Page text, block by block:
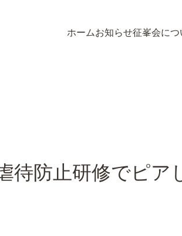
ホームお知らせ征峯会につ
待防止研修でピア